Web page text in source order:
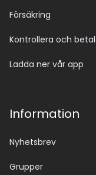
Försäkring
Kontrollera och
Ladda ner vår app
Information
Nyhetsbrev
Grupper